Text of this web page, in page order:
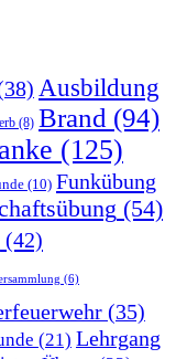
Ausbildung
(8) Brand (94)
(125)
(10) Funkübung
(54)
(42)
(6)
(35)
(21) Lehrgang